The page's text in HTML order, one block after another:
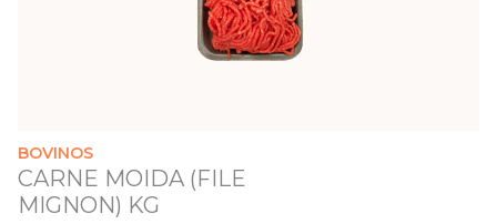
BOVINOS
CARNE MOIDA (FILE
MIGNON) KG